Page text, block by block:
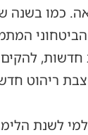
כמו בשנה
ריהוט